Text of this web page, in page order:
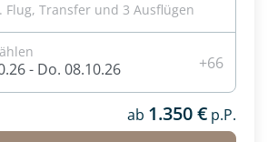
Flug, Transfer und 3 Ausflügen
- Do. 08.10.26 +66
ab 1.350 € p.P.
ist uns sehr wichtig!
SSL verschlüsselt an unseren Server
des Formulars, erklären Sie, dass
Widerrufhinweisezur
und akzeptiert haben.